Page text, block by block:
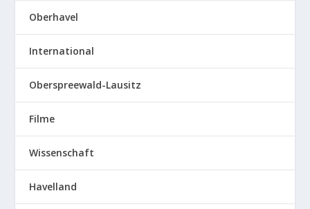
Oberhavel
International
Oberspreewald-Lausitz
Filme
Wissenschaft
Havelland